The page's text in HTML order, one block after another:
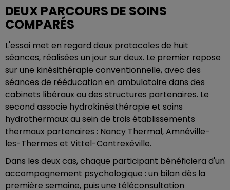
DEUX PARCOURS DE SOINS
COMPARÉS
L'essai met en regard deux protocoles de huit
séances, réalisées un jour sur deux. Le premier repose
sur une kinésithérapie conventionnelle, avec des
séances de rééducation en ambulatoire dans des
cabinets libéraux ou des structures partenaires. Le
second associe hydrokinésithérapie et soins
hydrothermaux au sein de trois établissements
thermaux partenaires : Nancy Thermal, Amnéville-
les-Thermes et Vittel-Contrexéville.
Dans les deux cas, chaque participant bénéficiera d'un
accompagnement psychologique : un bilan dès la
première semaine, puis une téléconsultation